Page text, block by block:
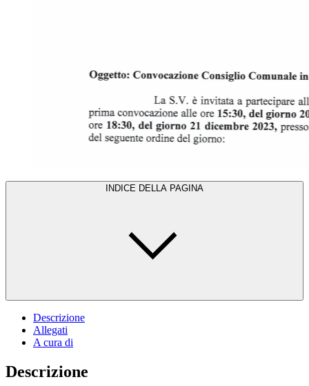
INDICE DELLA PAGINA
Descrizione
Allegati
A cura di
Descrizione